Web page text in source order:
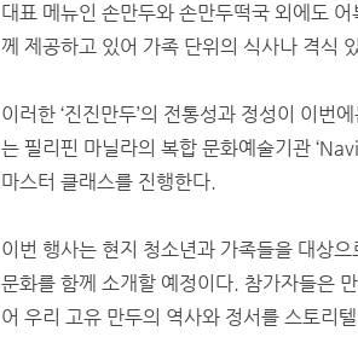
대표 메뉴인 손만두와 손만두떡국 외에도
께 제공하고 있어 가족 단위의 식사나 격식
이러한 ‘진진만두’의 전통성과 정성이 이번
는 필리핀 마닐라의 복합 문화예술기관
마스터 클래스를 진행한다.
이번 행사는 현지 청소년과 가족들을 대상
문화를 함께 소개할 예정이다. 참가자들은
어 우리 고유 만두의 역사와 정서를 스토리